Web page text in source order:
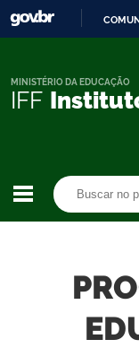
IFF
MINISTÉRIO DA EDUCAÇÃO